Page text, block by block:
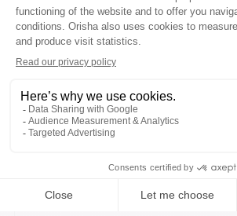
grupo Kiabi y la
gestión de productos
récord.
experiencia del